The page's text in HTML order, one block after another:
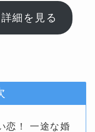
細を見る
恋！ 一途な婚